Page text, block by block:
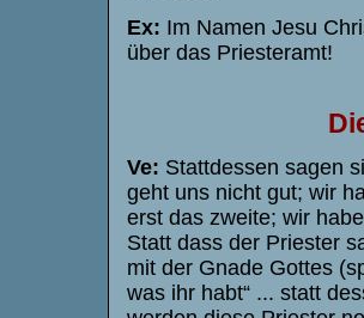
Ex: Im Namen Jesu
über das Priesteramt!
Ve: Stattdessen sagen
geht uns nicht gut; wir
erst das zweite; wir
Statt dass der Priester
mit der Gnade Gottes
was ihr habt“ ... statt